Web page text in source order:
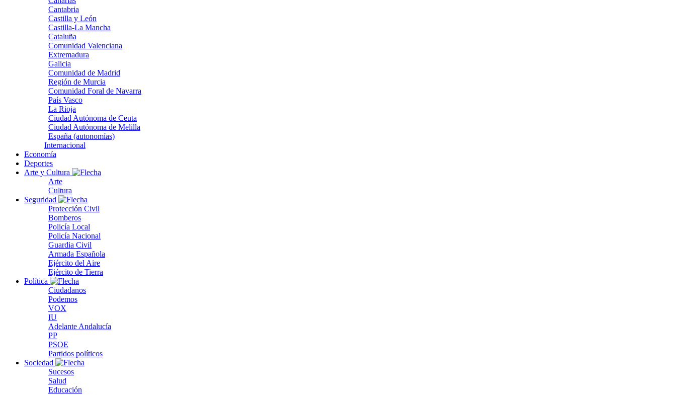
Cantabria
Castilla y León
Castilla-La Mancha
Cataluña
Comunidad Valenciana
Extremadura
Galicia
Comunidad de Madrid
Región de Murcia
Comunidad Foral de Navarra
País Vasco
La Rioja
Ciudad Autónoma de Ceuta
Ciudad Autónoma de Melilla
España (autonomías)
Internacional
Economía
Deportes
Arte y Cultura
Arte
Cultura
Seguridad
Protección Civil
Bomberos
Policía Local
Policía Nacional
Guardia Civil
Armada Española
Ejército del Aire
Ejército de Tierra
Política
Ciudadanos
Podemos
VOX
IU
Adelante Andalucía
PP
PSOE
Partidos políticos
Sociedad
Sucesos
Salud
Educación